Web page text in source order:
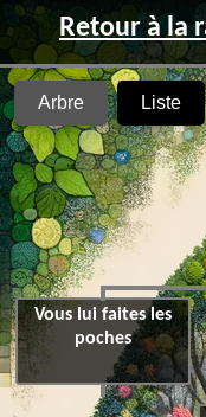
Retour à la
Arbre Liste
Vous lui faites les
poches